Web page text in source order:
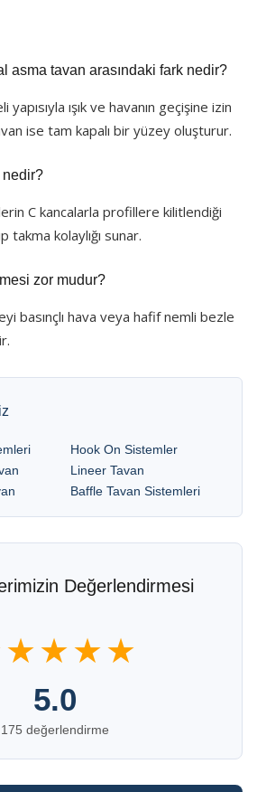
asma tavan arasındaki fark nedir?
ışık ve havanın geçişine izin
ise tam kapalı bir yüzey oluşturur.
nedir?
C kancalarla profillere kilitlendiği
takma kolaylığı sunar.
zor mudur?
basınçlı hava veya hafif nemli bezle
Hook On Sistemler
Lineer Tavan
Baffle Tavan Sistemleri
Değerlendirmesi
5.0
175 değerlendirme